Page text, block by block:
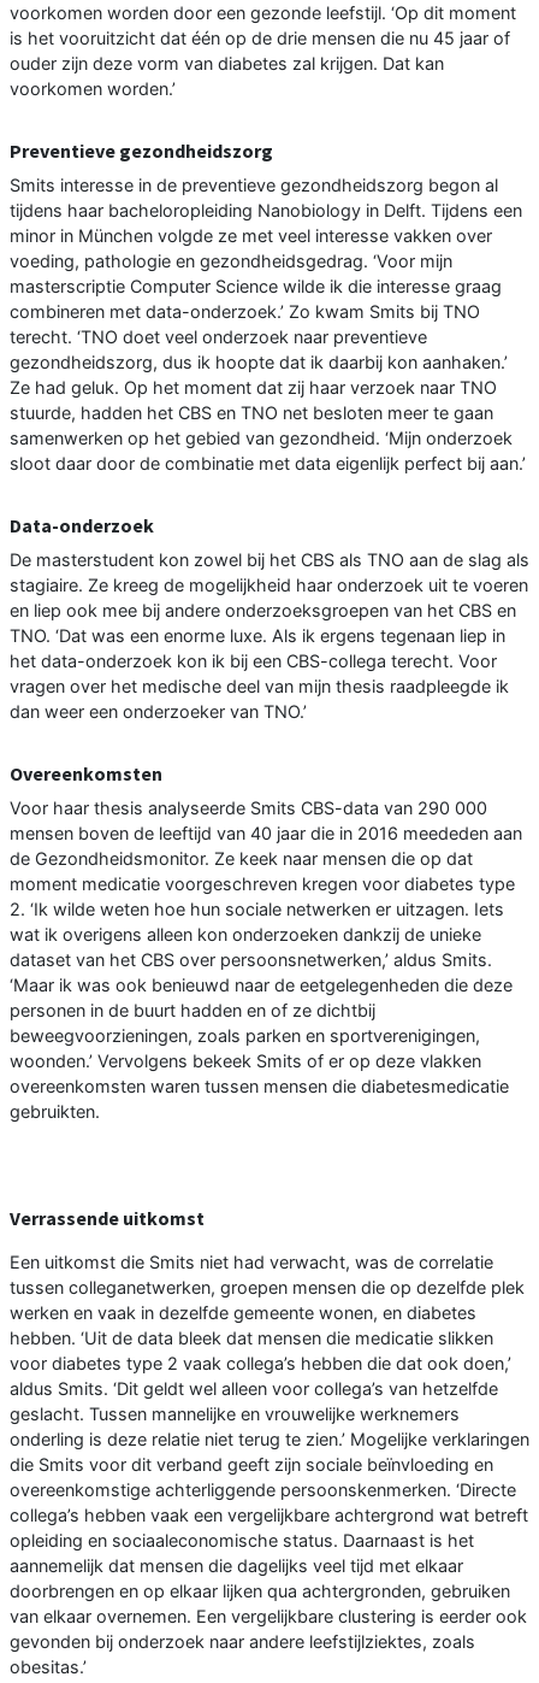
voorkomen worden door een gezonde leefstijl. ‘Op dit moment
is het vooruitzicht dat één op de drie mensen die nu 45 jaar of
ouder zijn deze vorm van diabetes zal krijgen. Dat kan
voorkomen worden.’
Preventieve gezondheidszorg
Smits interesse in de preventieve gezondheidszorg begon al
tijdens haar bacheloropleiding Nanobiology in Delft. Tijdens een
minor in München volgde ze met veel interesse vakken over
voeding, pathologie en gezondheidsgedrag. ‘Voor mijn
masterscriptie Computer Science wilde ik die interesse graag
combineren met data-onderzoek.’ Zo kwam Smits bij TNO
terecht. ‘TNO doet veel onderzoek naar preventieve
gezondheidszorg, dus ik hoopte dat ik daarbij kon aanhaken.’
Ze had geluk. Op het moment dat zij haar verzoek naar TNO
stuurde, hadden het CBS en TNO net besloten meer te gaan
samenwerken op het gebied van gezondheid. ‘Mijn onderzoek
sloot daar door de combinatie met data eigenlijk perfect bij aan.’
Data-onderzoek
De masterstudent kon zowel bij het CBS als TNO aan de slag als
stagiaire. Ze kreeg de mogelijkheid haar onderzoek uit te voeren
en liep ook mee bij andere onderzoeksgroepen van het CBS en
TNO. ‘Dat was een enorme luxe. Als ik ergens tegenaan liep in
het data-onderzoek kon ik bij een CBS-collega terecht. Voor
vragen over het medische deel van mijn thesis raadpleegde ik
dan weer een onderzoeker van TNO.’
Overeenkomsten
Voor haar thesis analyseerde Smits CBS-data van 290 000
mensen boven de leeftijd van 40 jaar die in 2016 meededen aan
de Gezondheidsmonitor. Ze keek naar mensen die op dat
moment medicatie voorgeschreven kregen voor diabetes type
2. ‘Ik wilde weten hoe hun sociale netwerken er uitzagen. Iets
wat ik overigens alleen kon onderzoeken dankzij de unieke
dataset van het CBS over persoonsnetwerken,’ aldus Smits.
‘Maar ik was ook benieuwd naar de eetgelegenheden die deze
personen in de buurt hadden en of ze dichtbij
beweegvoorzieningen, zoals parken en sportverenigingen,
woonden.’ Vervolgens bekeek Smits of er op deze vlakken
overeenkomsten waren tussen mensen die diabetesmedicatie
gebruikten.
Verrassende uitkomst
Een uitkomst die Smits niet had verwacht, was de correlatie
tussen colleganetwerken, groepen mensen die op dezelfde plek
werken en vaak in dezelfde gemeente wonen, en diabetes
hebben. ‘Uit de data bleek dat mensen die medicatie slikken
voor diabetes type 2 vaak collega’s hebben die dat ook doen,’
aldus Smits. ‘Dit geldt wel alleen voor collega’s van hetzelfde
geslacht. Tussen mannelijke en vrouwelijke werknemers
onderling is deze relatie niet terug te zien.’ Mogelijke verklaringen
die Smits voor dit verband geeft zijn sociale beïnvloeding en
overeenkomstige achterliggende persoonskenmerken. ‘Directe
collega’s hebben vaak een vergelijkbare achtergrond wat betreft
opleiding en sociaaleconomische status. Daarnaast is het
aannemelijk dat mensen die dagelijks veel tijd met elkaar
doorbrengen en op elkaar lijken qua achtergronden, gebruiken
van elkaar overnemen. Een vergelijkbare clustering is eerder ook
gevonden bij onderzoek naar andere leefstijlziektes, zoals
obesitas.’